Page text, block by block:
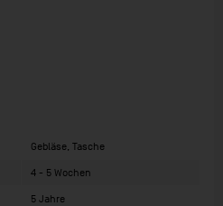
Gebläse, Tasche
4 - 5 Wochen
5 Jahre